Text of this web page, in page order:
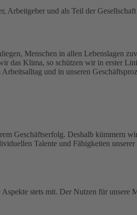
Arbeitgeber und als Teil der
Menschen in allen Lebenslagen
das Klima, so schützen wir in erster
und in unseren
Geschäftserfolg. Deshalb
Talente und Fähigkeiten
stets mit. Der Nutzen für unsere